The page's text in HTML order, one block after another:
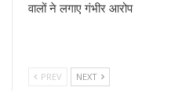
वालों ने लगाए गंभीर आरोप
PREV NEXT